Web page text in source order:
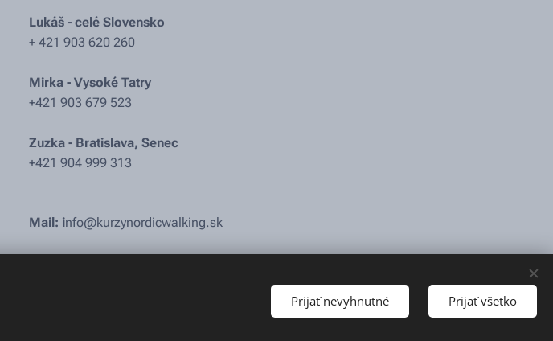
Lukáš - celé Slovensko
+ 421 903 620 260
Mirka - Vysoké Tatry
+421 903 679 523
Zuzka - Bratislava, Senec
+421 904 999 313
Mail: info@kurzynordicwalking.sk
Prijať nevyhnutné Prijať všetko